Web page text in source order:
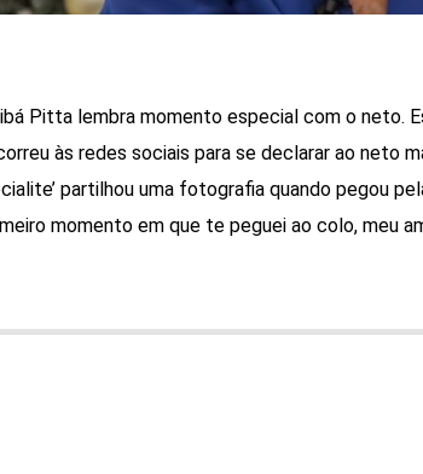
Pitta lembra momento especial com o neto.
às redes sociais para se declarar ao neto
partilhou uma fotografia quando pegou
momento em que te peguei ao colo, meu